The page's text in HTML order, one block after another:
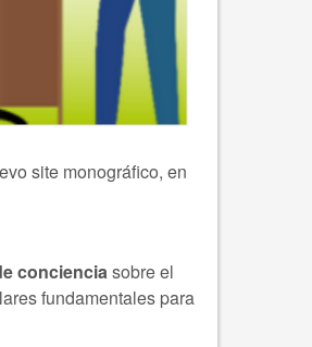
site monográfico, en
concienciasobre el
fundamentales para